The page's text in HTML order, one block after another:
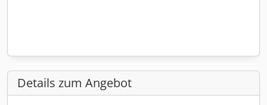
Details zum Angebot